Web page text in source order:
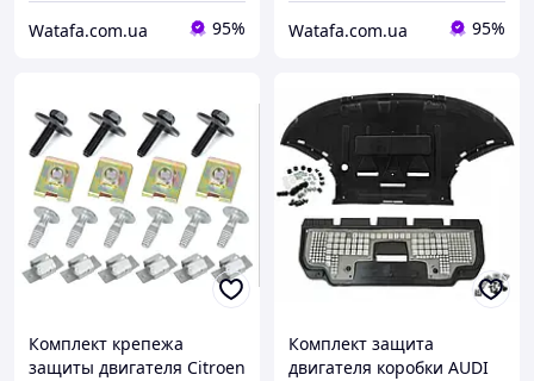
Watafa.com.ua 95% Watafa.com.ua 95%
Комплект крепежа
защиты двигателя Citroen
Комплект защита
двигателя коробки AUDI